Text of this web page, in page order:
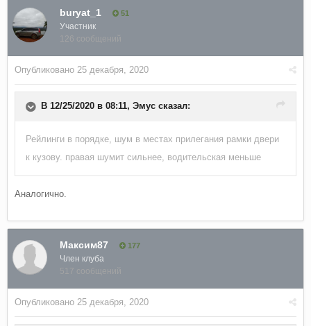
buryat_1 51
Участник
126 сообщений
Опубликовано 25 декабря, 2020
В 12/25/2020 в 08:11, Эмус сказал:
Рейлинги в порядке, шум в местах прилегания рамки двери
к кузову. правая шумит сильнее, водительская меньше
Аналогично.
Максим87 177
Член клуба
517 сообщений
Опубликовано 25 декабря, 2020